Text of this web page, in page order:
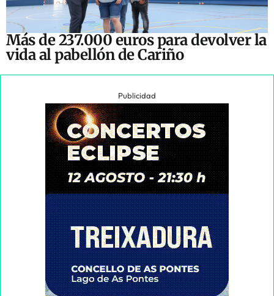
Más de 237.000 euros para devolver la
vida al pabellón de Cariño
Publicidad